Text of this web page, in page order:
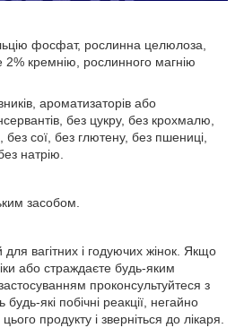
фосфат, рослинна целюлоза,
кремнію, рослинного магнію
ароматизаторів або
без цукру, без крохмалю,
сої, без глютену, без пшениці,
натрію.
засобом.
вагітних і годуючих жінок. Якщо
або страждаєте будь-яким
проконсультуйтеся з
які побічні реакції, негайно
продукту і зверніться до лікаря.